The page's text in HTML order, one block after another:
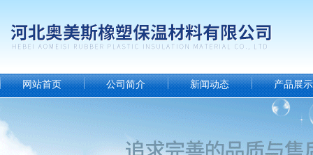
网站首页 公司简介 新闻动态 产品展示